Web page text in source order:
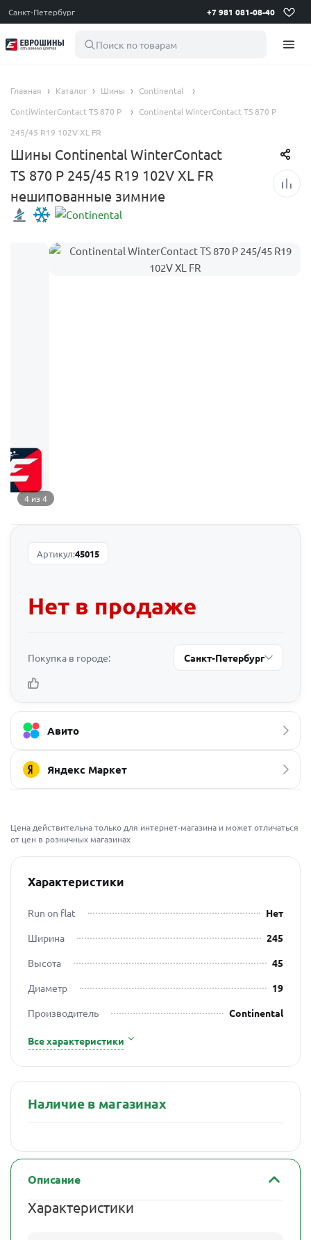
Санкт-Петербург +7 981 081-08-40
Поиск по товарам
Главная Каталог Шины
Continental
ContiWinterContact TS 870 P
Continental WinterContact TS 870 P
245/45 R19 102V XL FR
Шины Continental WinterContact
TS 870 P 245/45 R19 102V XL FR
нешипованные зимние
4 из 4
Артикул:45015
Нет в продаже
Покупка в городе: Санкт-Петербург
Авито
Яндекс Маркет
Цена действительна только для интернет-магазина и может отличаться
от цен в розничных магазинах
Характеристики
Run on flat
Нет
Ширина
245
Высота
45
Диаметр
19
Производитель
Continental
Все характеристики
Наличие в магазинах
Описание
Характеристики